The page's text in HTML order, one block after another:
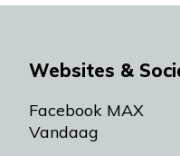
Websites &
Facebook MAX
Vandaag